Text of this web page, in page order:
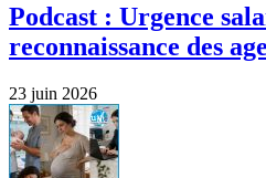
Podcast : Urgence
reconnaissance des
23 juin 2026